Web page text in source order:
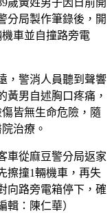
分局製作筆錄後，開
車並自撞路旁電
，警消人員聽到聲響
黃男自述胸口疼痛，
皆無生命危險，隨
治療。
車從麻豆警分局返家
擦撞1輛機車，再失
向路旁電箱停下，確
：陳仁華）